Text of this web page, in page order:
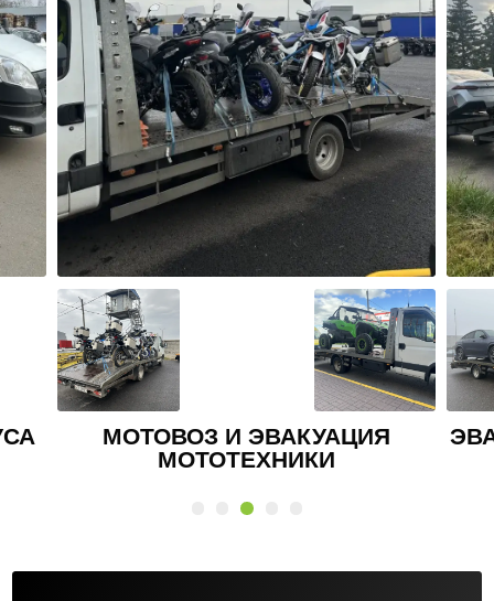
ЭВАКУАЦИЯ ВНЕДОРОЖНИКА И
КРОССОВЕРА